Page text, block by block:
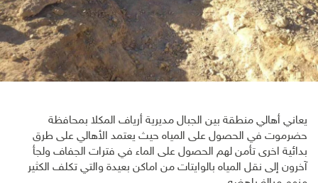
يعاني أهالي منطقة بين الجبال مديرية أرياف المكلا بمحافظة
حضرموت في الحصول على المياه حيث يعتمد الأهالي على طرق
بدائية اخرى تأمن لهم الحصول على الماء في فترات الجفاف ولجأ
آخرون إلى نقل المياه بالوايتات من اماكن بعيدة والتي تكلف الكثير